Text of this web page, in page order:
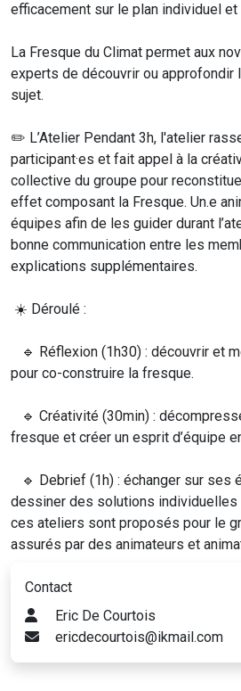
efficacement sur le plan individuel
La Fresque du Climat permet aux
experts de découvrir ou approfondir
sujet.
✏️ L’Atelier Pendant 3h, l'atelier
participant·es et fait appel à la
collective du groupe pour
effet composant la Fresque. Un.e
équipes afin de les guider durant
bonne communication entre les
explications supplémentaires.
☀️ Déroulé :
🔹 Réflexion (1h30) : découvrir et
pour co-construire la fresque.
🔹 Créativité (30min) :
fresque et créer un esprit d’équipe
🔹 Debrief (1h) : échanger sur ses
dessiner des solutions individuelles
ces ateliers sont proposés pour le
assurés par des animateurs et
Contact
Eric De Courtois
ericdecourtois@ikmail.com